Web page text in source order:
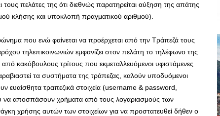
πελάτες της ότι διεθνώς παρατηρείται αύξηση της απάτης
κλήσης και υποκλοπή πραγματικού αριθμού).
που ενώ φαίνεται να προέρχεται από την Τράπεζά τους
τηλεπικοινωνιών εμφανίζει στον πελάτη το τηλέφωνο της
κακόβουλους τρίτους που εκμεταλλευόμενοι υφιστάμενες
τα συστήματα της τράπεζας, καλούν υποδυόμενοι
τραπεζικά στοιχεία (username & password,
να αποσπάσουν χρήματα από τους λογαριασμούς των
χρήσης αυτών των στοιχείων για να προστατευθεί δήθεν ο